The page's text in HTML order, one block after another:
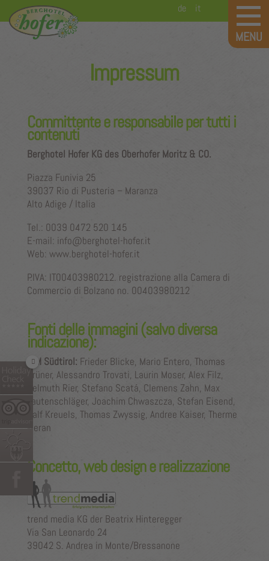
de it
Impressum
Committente e responsabile per tutti i
contenuti
Berghotel Hofer KG des Oberhofer Moritz & CO.
Piazza Funivia 25
39037 Rio di Pusteria – Maranza
Alto Adige / Italia
Tel.: 0039 0472 520 145
E-mail: info@berghotel-hofer.it
Web: www.berghotel-hofer.it
P.IVA: IT00403980212. registrazione alla Camera di
Commercio di Bolzano no. 00403980212
Fonti delle immagini (salvo diversa
indicazione):
IDM Südtirol: Frieder Blicke, Mario Entero, Thomas
Grüner, Alessandro Trovati, Laurin Moser, Alex Filz,
Helmuth Rier, Stefano Scatá, Clemens Zahn, Max
Lautenschläger, Joachim Chwaszcza, Stefan Eisend,
Ralf Kreuels, Thomas Zwyssig, Andree Kaiser, Therme
Meran
Concetto, web design e realizzazione
trend media KG der Beatrix Hinteregger
Via San Leonardo 24
39042 S. Andrea in Monte/Bressanone